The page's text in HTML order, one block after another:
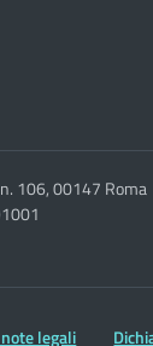
106, 00147 Roma
legali